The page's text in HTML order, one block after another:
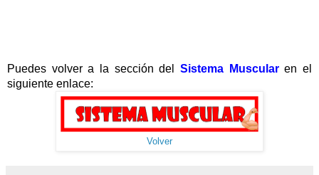
Puedes volver a la sección del Sistema Muscularen el
siguiente enlace:
Volver